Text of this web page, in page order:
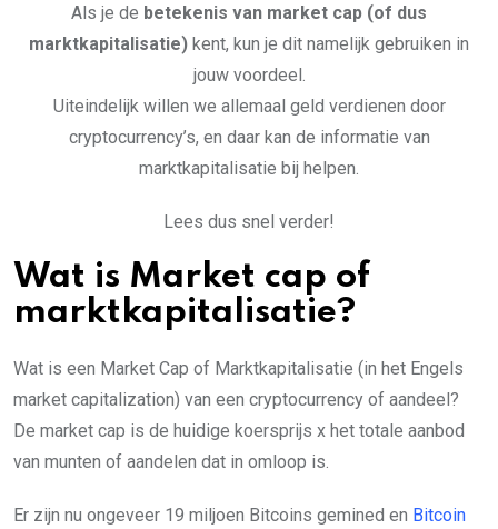
Als je de betekenis van market cap (of dus
marktkapitalisatie) kent, kun je dit namelijk gebruiken in
jouw voordeel.
Uiteindelijk willen we allemaal geld verdienen door
cryptocurrency’s, en daar kan de informatie van
marktkapitalisatie bij helpen.
Lees dus snel verder!
Wat is Market cap of
marktkapitalisatie?
Wat is een Market Cap of Marktkapitalisatie (in het Engels
market capitalization) van een cryptocurrency of aandeel?
De market cap is de huidige koersprijs x het totale aanbod
van munten of aandelen dat in omloop is.
Er zijn nu ongeveer 19 miljoen Bitcoins gemined en Bitcoin